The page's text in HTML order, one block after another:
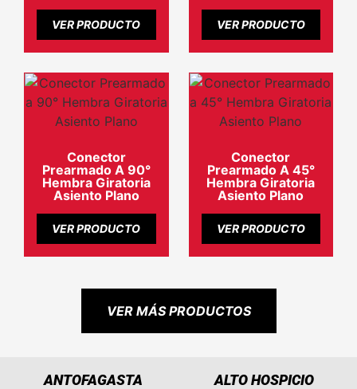
VER PRODUCTO VER PRODUCTO
Conector
Prearmado A 90°
Hembra Giratoria
Asiento Plano
VER PRODUCTO
Conector
Prearmado A 45°
Hembra Giratoria
Asiento Plano
VER PRODUCTO
VER MÁS PRODUCTOS
ANTOFAGASTA
ALTO HOSPICIO